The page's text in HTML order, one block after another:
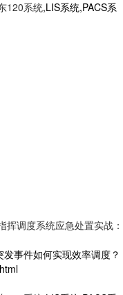
120系统,LIS系统,PACS系
挥调度系统应急处置实战：
事件如何实现效率调度？